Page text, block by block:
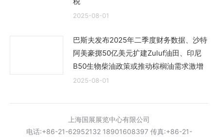
2025-08-01
巴斯夫发布2025年二季度财务数据、沙特
阿美豪掷50亿美元扩建Zuluf油田、印尼
B50生物柴油政策或推动棕榈油需求激增
2025-08-01
上海国展展览中心有限公司
电话:+86-21-62952132 18901608397 传真:+86-21-